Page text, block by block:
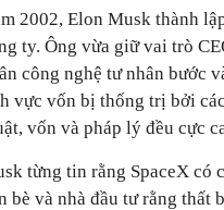
2002, Elon Musk thành
ty. Ông vừa giữ vai trò
công nghệ tư nhân bước
vực vốn bị thống trị bởi
vốn và pháp lý đều cực
từng tin rằng SpaceX có
bè và nhà đầu tư rằng thất